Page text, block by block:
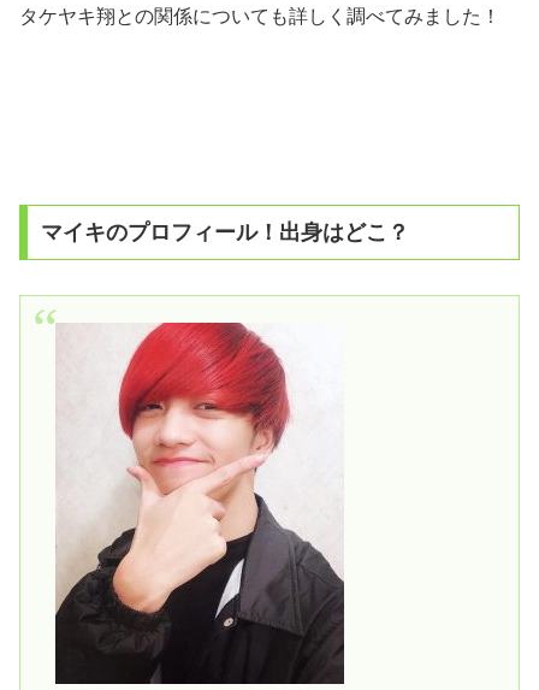
タケヤキ翔との関係についても詳しく調べてみました！
マイキのプロフィール！出身はどこ？